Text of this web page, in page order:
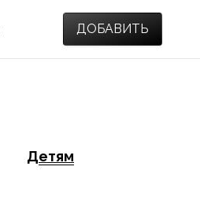
ДОБАВИТЬ
Детям